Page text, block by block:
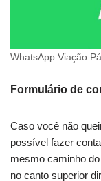
WhatsApp Viação
Formulário de
Caso você não
possível fazer
mesmo caminho
no canto superior